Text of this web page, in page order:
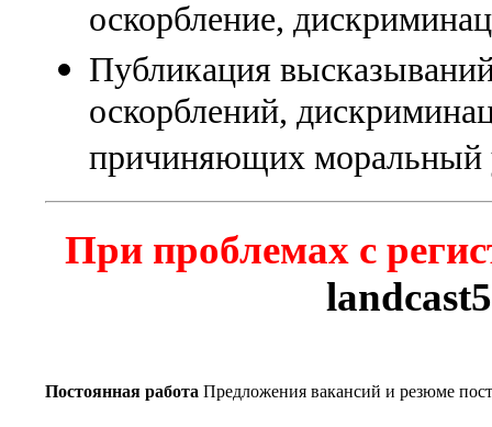
оскорбление,
Публикация
оскорблений,
причиняющих моральный
При проблемах с
Постоянная работа Предложения вакансий и резюме